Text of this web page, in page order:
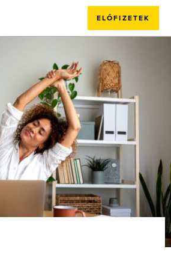
ELŐFIZETEK